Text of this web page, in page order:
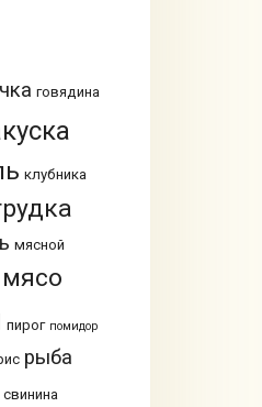
говядина
клубника
мясной
мясо
пирог помидор
рыба
свинина